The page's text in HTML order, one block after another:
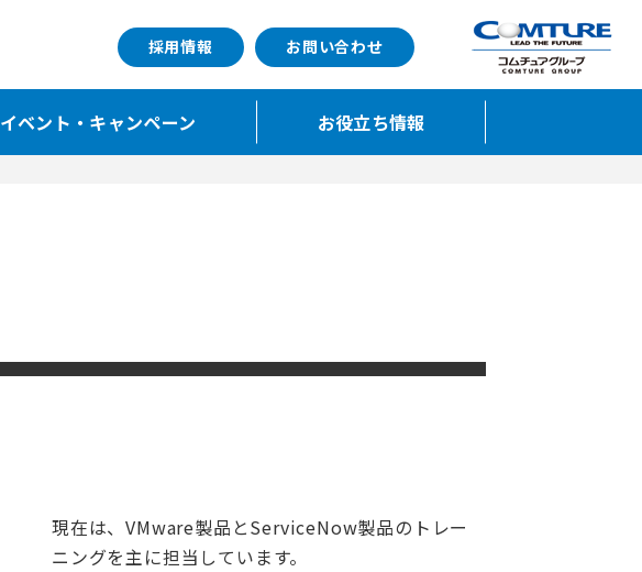
採用情報 お問い合わせ
イベント・キャンペーン お役立ち情報
現在は、VMware製品とServiceNow製品のトレー
ニングを主に担当しています。